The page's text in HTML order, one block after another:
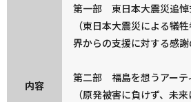
内容
第一部 東日本大震災追悼
（東日本大震災による犠
界からの支援に対する感謝
第二部 福島を想うアーテ
（原発被害に負けず、未